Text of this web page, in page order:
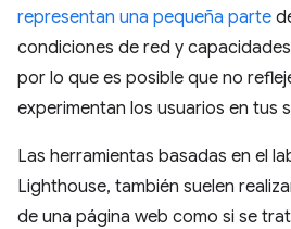
representan una pequeña parte
condiciones de red y
por lo que es posible que no
experimentan los usuarios en tus
Las herramientas basadas en el
Lighthouse, también suelen
de una página web como si se